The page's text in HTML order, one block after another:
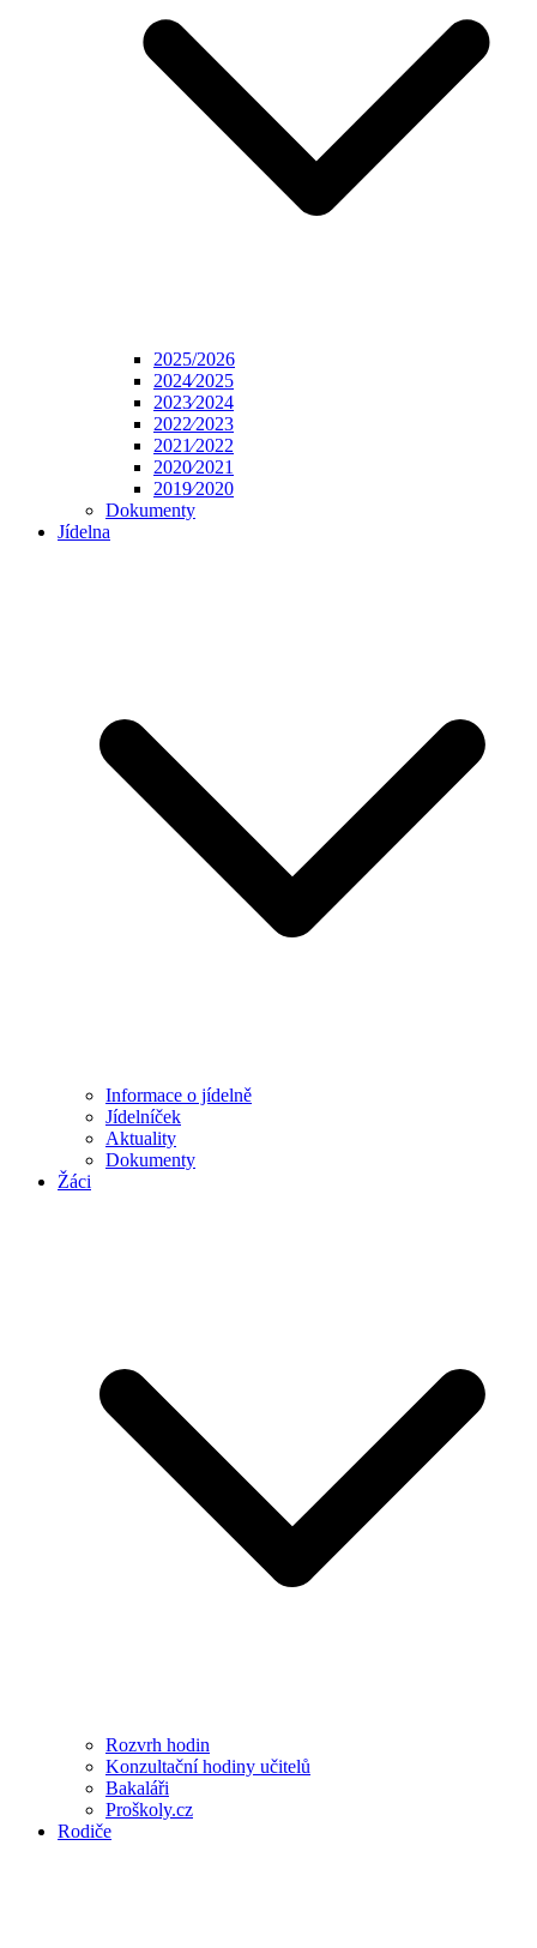
2025/2026
2024⁄2025
2023⁄2024
2022⁄2023
2021⁄2022
2020⁄2021
2019⁄2020
Dokumenty
Jídelna
Informace o jídelně
Jídelníček
Aktuality
Dokumenty
Žáci
Rozvrh hodin
Konzultační hodiny učitelů
Bakaláři
Proškoly.cz
Rodiče